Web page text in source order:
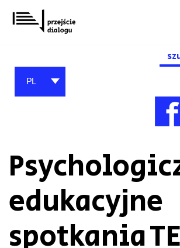
Przejdź
do
for:
PL
edukacyjne
spotkania